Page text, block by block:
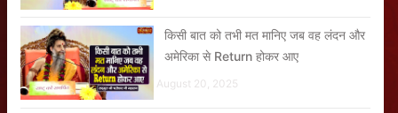
किसी बात को तभी मत मानिए जब वह लंदन और
अमेरिका से Return होकर आए
August 20, 2025